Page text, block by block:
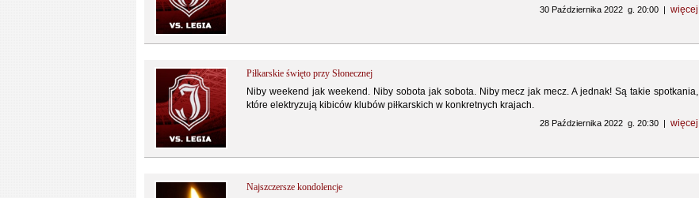
30 Października 2022 g. 20:00 | więcej
Piłkarskie święto przy Słonecznej
Niby weekend jak weekend. Niby sobota jak sobota. Niby mecz jak mecz. A jednak! Są takie spotkania,
które elektryzują kibiców klubów piłkarskich w konkretnych krajach.
28 Października 2022 g. 20:30 | więcej
Najszczersze kondolencje